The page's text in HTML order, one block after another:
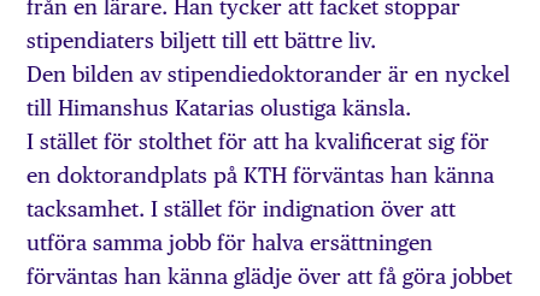
från en lärare. Han tycker att facket stoppar
stipendiaters biljett till ett bättre liv.
Den bilden av stipendiedoktorander är en nyckel
till Himanshus Katarias olustiga känsla.
I stället för stolthet för att ha kvalificerat sig för
en doktorandplats på KTH förväntas han känna
tacksamhet. I stället för indignation över att
utföra samma jobb för halva ersättningen
förväntas han känna glädje över att få göra jobbet